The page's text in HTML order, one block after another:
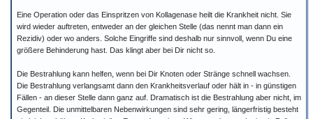
Eine Operation oder das Einspritzen von Kollagenase heilt die Krankheit nicht. Sie
wird wieder auftreten, entweder an der gleichen Stelle (das nennt man dann ein
Rezidiv) oder wo anders. Solche Eingriffe sind deshalb nur sinnvoll, wenn Du eine
größere Behinderung hast. Das klingt aber bei Dir nicht so.
Die Bestrahlung kann helfen, wenn bei Dir Knoten oder Stränge schnell wachsen.
Die Bestrahlung verlangsamt dann den Krankheitsverlauf oder hält in - in günstigen
Fällen - an dieser Stelle dann ganz auf. Dramatisch ist die Bestrahlung aber nicht, im
Gegenteil. Die unmittelbaren Nebenwirkungen sind sehr gering, längerfristig besteht